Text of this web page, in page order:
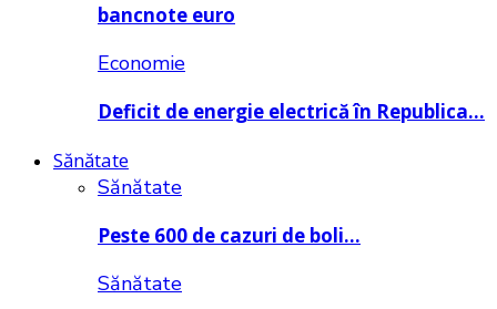
bancnote euro
Economie
Deficit de energie electrică în Republica…
Sănătate
Sănătate
Peste 600 de cazuri de boli…
Sănătate